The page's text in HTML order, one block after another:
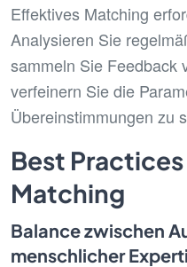
Effektives Matching
Analysieren Sie
sammeln Sie Feedback
verfeinern Sie die
Übereinstimmungen zu
Best
Matching
Balance zwischen
menschlicher